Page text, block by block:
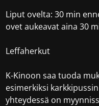
Liput ovelta: 30 min
ovet aukeavat aina 30
Leffaherkut
K-Kinoon saa tuoda
esimerkiksi
yhteydessä on